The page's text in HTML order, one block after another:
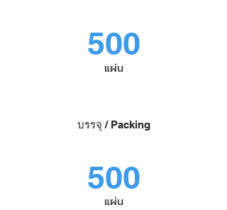
500
แผ่น
บรรจุ / Packing
500
แผ่น